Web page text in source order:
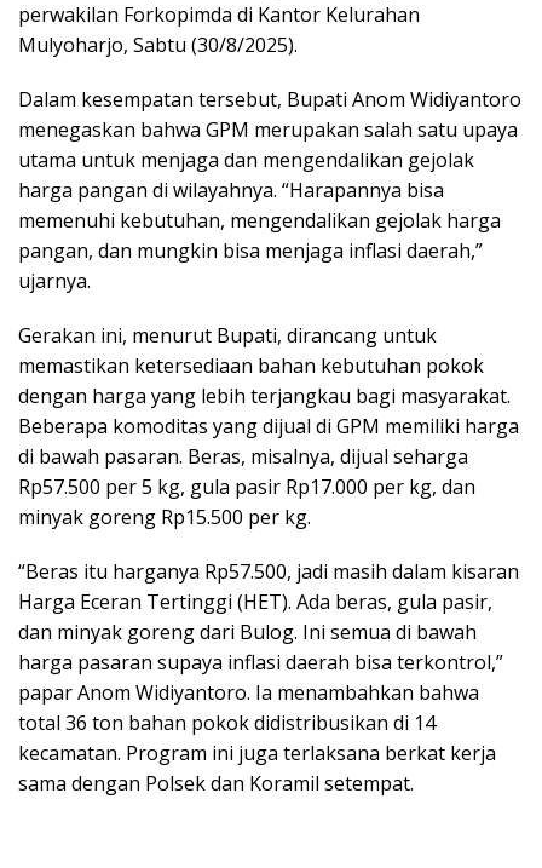
perwakilan Forkopimda di Kantor Kelurahan
Mulyoharjo, Sabtu (30/8/2025).
Dalam kesempatan tersebut, Bupati Anom Widiyantoro
menegaskan bahwa GPM merupakan salah satu upaya
utama untuk menjaga dan mengendalikan gejolak
harga pangan di wilayahnya. “Harapannya bisa
memenuhi kebutuhan, mengendalikan gejolak harga
pangan, dan mungkin bisa menjaga inflasi daerah,”
ujarnya.
Gerakan ini, menurut Bupati, dirancang untuk
memastikan ketersediaan bahan kebutuhan pokok
dengan harga yang lebih terjangkau bagi masyarakat.
Beberapa komoditas yang dijual di GPM memiliki harga
di bawah pasaran. Beras, misalnya, dijual seharga
Rp57.500 per 5 kg, gula pasir Rp17.000 per kg, dan
minyak goreng Rp15.500 per kg.
“Beras itu harganya Rp57.500, jadi masih dalam kisaran
Harga Eceran Tertinggi (HET). Ada beras, gula pasir,
dan minyak goreng dari Bulog. Ini semua di bawah
harga pasaran supaya inflasi daerah bisa terkontrol,”
papar Anom Widiyantoro. Ia menambahkan bahwa
total 36 ton bahan pokok didistribusikan di 14
kecamatan. Program ini juga terlaksana berkat kerja
sama dengan Polsek dan Koramil setempat.